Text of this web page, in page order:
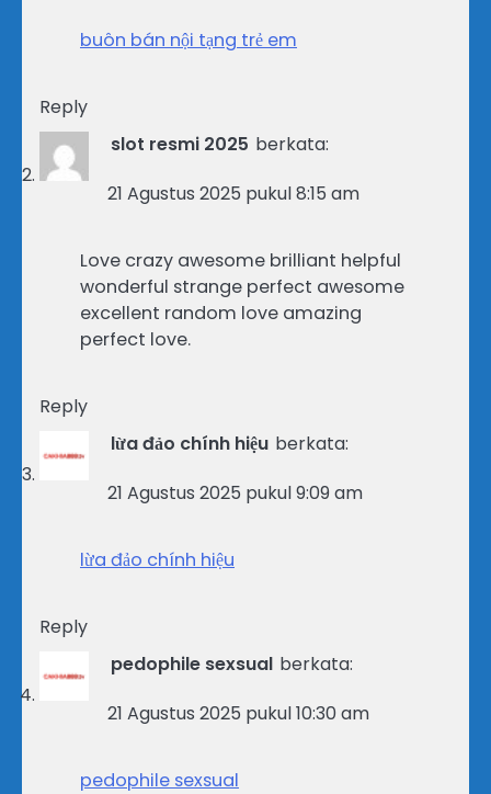
buôn bán nội tạng trẻ em
Reply
slot resmi 2025 berkata:
21 Agustus 2025 pukul 8:15 am
Love crazy awesome brilliant helpful
wonderful strange perfect awesome
excellent random love amazing
perfect love.
Reply
lừa đảo chính hiệu berkata:
21 Agustus 2025 pukul 9:09 am
lừa đảo chính hiệu
Reply
pedophile sexsual berkata:
21 Agustus 2025 pukul 10:30 am
pedophile sexsual